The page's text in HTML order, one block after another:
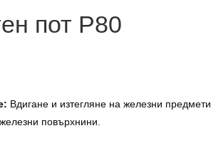
пот P80
Вдигане и изтегляне на железни предмети.
повърхнини.